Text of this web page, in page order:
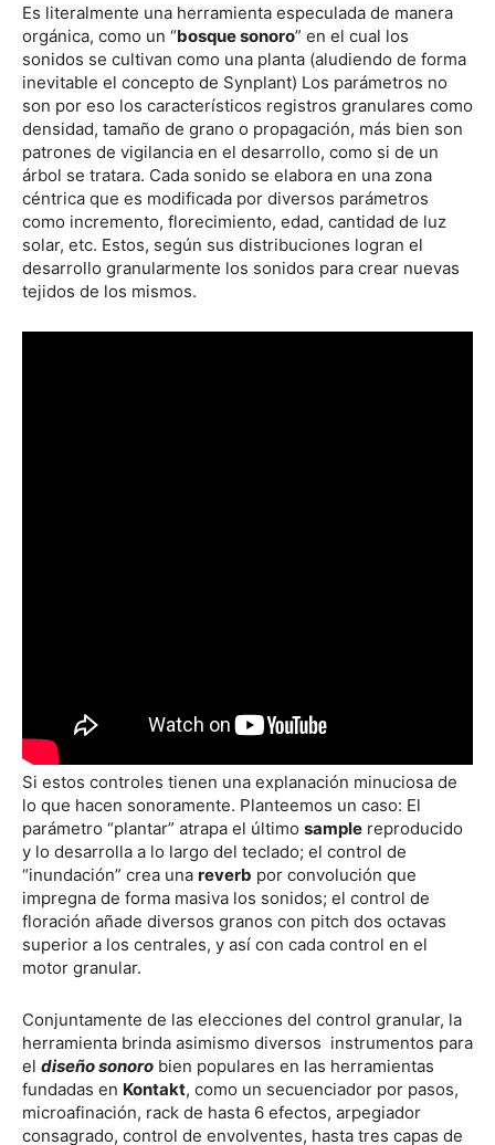
Es literalmente una herramienta especulada de manera
orgánica, como un “bosque sonoro” en el cual los
sonidos se cultivan como una planta (aludiendo de forma
inevitable el concepto de Synplant) Los parámetros no
son por eso los característicos registros granulares como
densidad, tamaño de grano o propagación, más bien son
patrones de vigilancia en el desarrollo, como si de un
árbol se tratara. Cada sonido se elabora en una zona
céntrica que es modificada por diversos parámetros
como incremento, florecimiento, edad, cantidad de luz
solar, etc. Estos, según sus distribuciones logran el
desarrollo granularmente los sonidos para crear nuevas
tejidos de los mismos.
Si estos controles tienen una explanación minuciosa de
lo que hacen sonoramente. Planteemos un caso: El
parámetro “plantar” atrapa el último sample reproducido
y lo desarrolla a lo largo del teclado; el control de
“inundación” crea una reverb por convolución que
impregna de forma masiva los sonidos; el control de
floración añade diversos granos con pitch dos octavas
superior a los centrales, y así con cada control en el
motor granular.
Conjuntamente de las elecciones del control granular, la
herramienta brinda asimismo diversos instrumentos para
el diseño sonoro bien populares en las herramientas
fundadas en Kontakt, como un secuenciador por pasos,
microafinación, rack de hasta 6 efectos, arpegiador
consagrado, control de envolventes, hasta tres capas de